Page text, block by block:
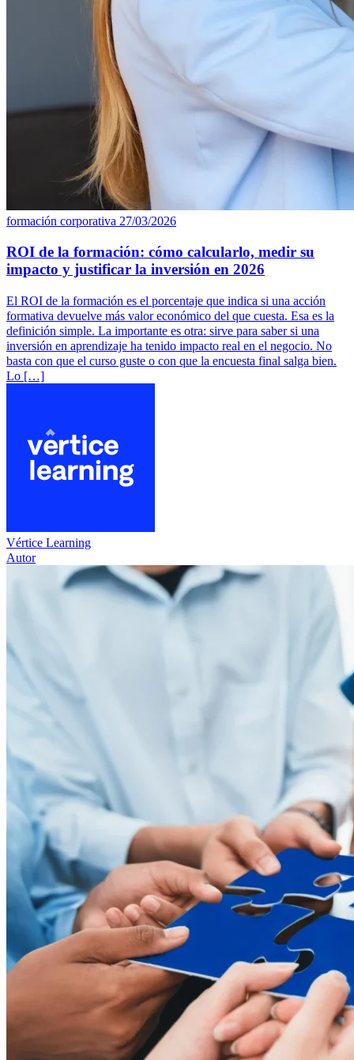
formación corporativa 27/03/2026
ROI de la formación: cómo calcularlo, medir su
impacto y justificar la inversión en 2026
El ROI de la formación es el porcentaje que indica si una acción
formativa devuelve más valor económico del que cuesta. Esa es la
definición simple. La importante es otra: sirve para saber si una
inversión en aprendizaje ha tenido impacto real en el negocio. No
basta con que el curso guste o con que la encuesta final salga bien.
Lo […]
Vértice Learning
Autor